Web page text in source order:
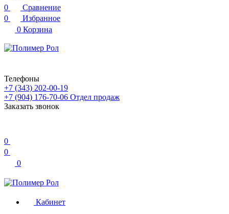
0
Сравнение
0
Избранное
0 Корзина
Телефоны
+7 (343) 202-00-19
+7 (904) 176-70-06 Отдел продаж
Заказать звонок
0
0
0
Кабинет